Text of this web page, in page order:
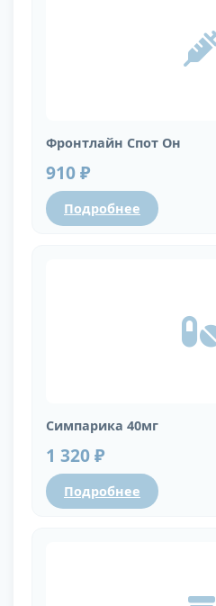
Фронтлайн Спот Он
910 ₽
Подробнее
Симпарика 40мг
1 320 ₽
Подробнее